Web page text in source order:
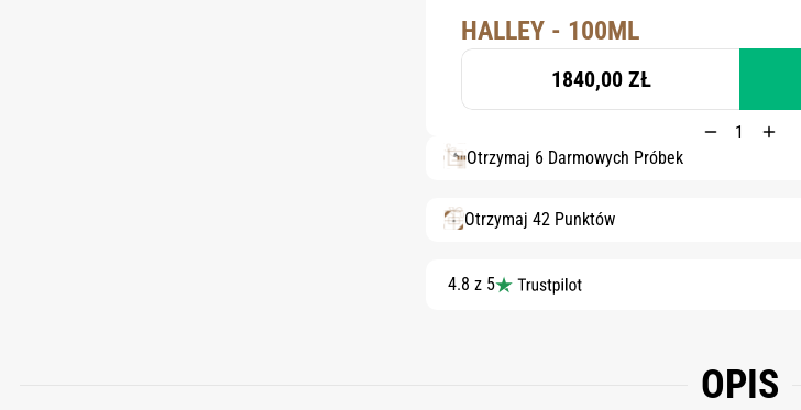
HALLEY - 100ML
1840,00 ZŁ
Otrzymaj 6 Darmowych Próbek
Otrzymaj 42 Punktów
4.8 z 5
OPIS